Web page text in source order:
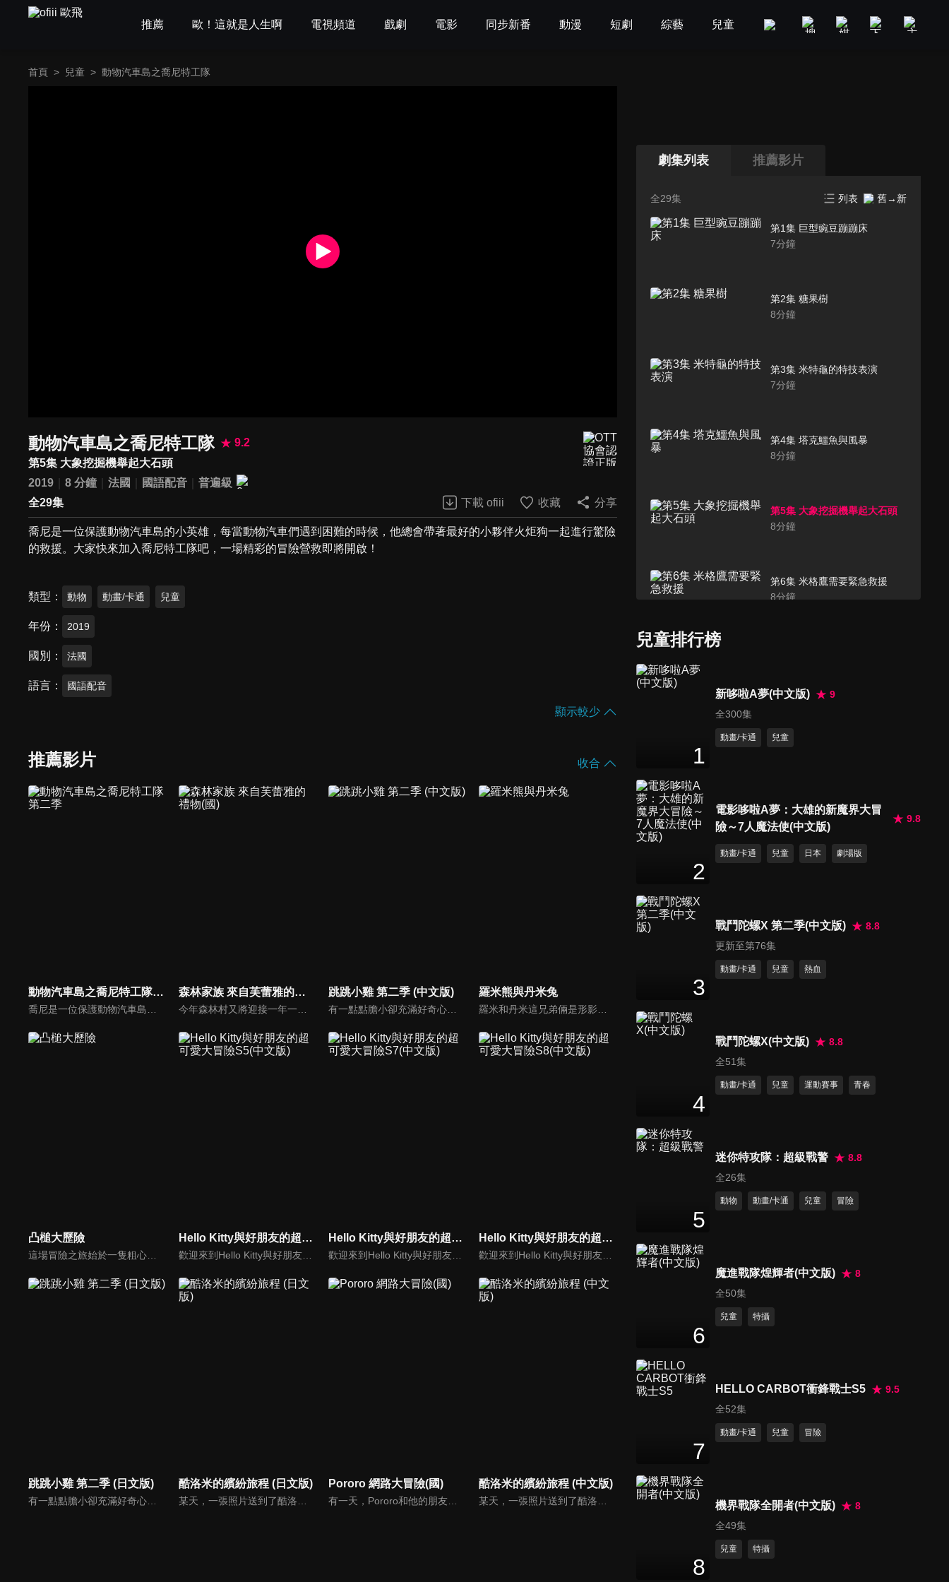
推薦 歐！這就是人生啊 電視頻道 戲劇 電影 同步新番 動漫 短劇 綜藝 兒童 GOOD TV 娛樂 美食旅遊
首頁 > 兒童 > 動物汽車島之喬尼特工隊
動物汽車島之喬尼特工隊
9.2
第5集 大象挖掘機舉起大石頭
2019
8 分鐘 法國 國語配音
普遍級
全29集
下載 ofiii 收藏 分享
喬尼是一位保護動物汽車島的小英雄，每當動物汽車們遇到困難的時候，他總會帶著最好的小夥伴火炬狗一起進行驚險
的救援。大家快來加入喬尼特工隊吧，一場精彩的冒險營救即將開啟！
類型 動物 動畫/卡通 兒童
年份 2019
國別 法國
語言 國語配音
顯示較少
推薦影片 收合
動物汽車島之喬尼特工隊 第二季 森林家族 來自芙蕾雅的禮物(國) 跳跳小雞 第二季 (中文版) 羅米熊與丹米兔
凸槌大歷險 Hello Kitty與好朋友的超可愛大冒險S5(中文版)
歡迎來到Hello Kitty與好朋友的超可愛大冒險!與Hello Kitty, 大眼蛙, 酷企鵝, 美樂蒂, 布丁狗還有酷洛米, 準備和朋友們一起經歷有趣的冒險吧!
Hello Kitty與好朋友的超可愛大冒險S7(中文版) Hello Kitty與好朋友的超可愛大冒險S8(中文版)
歡迎來到Hello Kitty與好朋友的超可愛大冒險! 與Hello Kitty, 大眼蛙, 酷企鵝, 美樂蒂, 布丁狗還有酷洛米, 準備和朋友們一起經歷有趣的冒險吧!
跳跳小雞 第二季 (日文版)
有一點點膽小卻充滿好奇心的"帶骨雞"，和總是用小跳步靠過來的舞蹈老師"小跳步青蛙老師"，以及其他具有獨特個性的夥伴們跳舞大活耀！在家裡和各種地方以「身體動了，心也舞動了起來♪」為主題。
酷洛米的繽紛旅程 (日文版)
某天，一張照片送到了酷洛米的手機中。照片中的人是酷洛米失蹤的姊姊——洛米娜。「我想去找姊姊！」酷洛米究竟能不能順利見到洛米娜呢？
Pororo 網路大冒險(國)
有一天，Pororo和他的朋友們在啟動一款名為「黃金翅膀大冒險」的遊戲時陷入了電腦王國。在電腦王國中，Pororo 和克龍遇到了“奇奇王子”，並同意找到黃金翅膀來拯救公主。同時，Pororo的其他朋友在電腦王國中徘徊，被蜘蛛魔王抓獲。Pororo能否拯救公主和他的朋友們，逃離電腦王國呢？
酷洛米的繽紛旅程 (中文版)
某天，一張照片送到了酷洛米的手機中。照片中的人是酷洛米失蹤的姊姊——洛米娜。「我想去找姊姊！」酷洛米究竟能不能順利見到洛米娜呢？
劇集列表 推薦影片
全29集 列表 舊→新
第1集 巨型豌豆蹦蹦床
7分鐘
第2集 糖果樹
8分鐘
第3集 米特龜的特技表演
7分鐘
第4集 塔克鱷魚與風暴
8分鐘
第5集 大象挖掘機舉起大石頭
8分鐘
第6集 米格鷹需要緊急救援
8分鐘
8分鐘
8分鐘
第11集 犀牛翻斗車被困在沙漠
8
8分鐘
8 分鐘
第18集 中國新年：雄鷹飛機是
第19集 鱷魚傳送卡車在打籃球
7分鐘
兒童排行榜
1
新哆啦A夢(中文版)
9
全300集
動畫/卡通 兒童
2
電影哆啦A夢：大雄的新魔界大冒
險～7人魔法使(中文版)
9.8
動畫/卡通 兒童 日本 劇場版
3
戰鬥陀螺X 第二季(中文版)
8.8
更新至第76集
動畫/卡通 兒童 熱血
4
戰鬥陀螺X(中文版)
8.8
全51集
動畫/卡通 兒童 運動賽事 青春
5
迷你特攻隊：超級戰警
8.8
全26集
動物 動畫/卡通 兒童 冒險
6
魔進戰隊煌輝者(中文版)
8
全50集
兒童 特攝
7
HELLO CARBOT衝鋒戰士S5
9.5
全52集
動畫/卡通 兒童 冒險
8
機界戰隊全開者(中文版)
8
全49集
兒童 特攝